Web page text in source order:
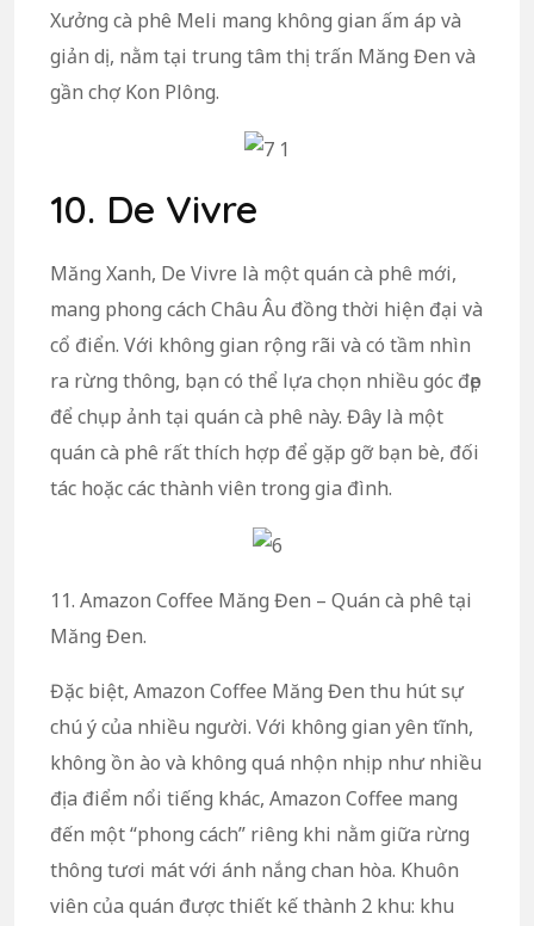
Xưởng cà phê Meli mang không gian ấm áp và
giản dị, nằm tại trung tâm thị trấn Măng Đen và
gần chợ Kon Plông.
10. De Vivre
Măng Xanh, De Vivre là một quán cà phê mới,
mang phong cách Châu Âu đồng thời hiện đại và
cổ điển. Với không gian rộng rãi và có tầm nhìn
ra rừng thông, bạn có thể lựa chọn nhiều góc đẹp
để chụp ảnh tại quán cà phê này. Đây là một
quán cà phê rất thích hợp để gặp gỡ bạn bè, đối
tác hoặc các thành viên trong gia đình.
11. Amazon Coffee Măng Đen – Quán cà phê tại
Măng Đen.
Đặc biệt, Amazon Coffee Măng Đen thu hút sự
chú ý của nhiều người. Với không gian yên tĩnh,
không ồn ào và không quá nhộn nhịp như nhiều
địa điểm nổi tiếng khác, Amazon Coffee mang
đến một “phong cách” riêng khi nằm giữa rừng
thông tươi mát với ánh nắng chan hòa. Khuôn
viên của quán được thiết kế thành 2 khu: khu